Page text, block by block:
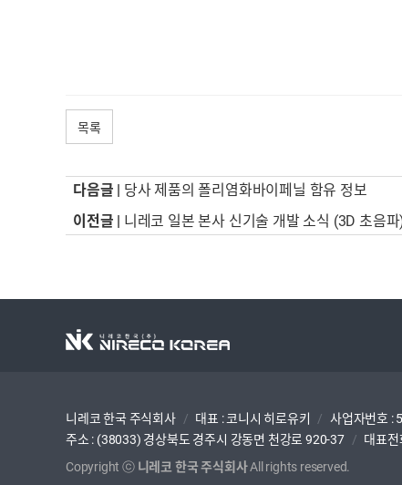
목록
다음글 | 당사 제품의 폴리염화바이페닐 함유 정보
이전글 | 니레코 일본 본사 신기술 개발 소식 (3D 초음
니레코 한국 주식회사 / 대표 : 코니시 히로유키 / 사업자번호 :
주소 : (38033) 경상북도 경주시 강동면 천강로 920-37 / 대표전
Copyright ⓒ 니레코 한국 주식회사All rights reserved.